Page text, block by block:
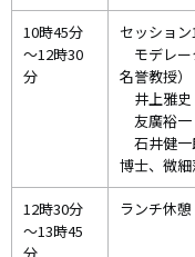
10時45分
～12時30
分
セッショ
モデレー
名誉教授）
井上雅史
友廣裕一
石井健一
博士、微細
12時30分
～13時45
ランチ休憩